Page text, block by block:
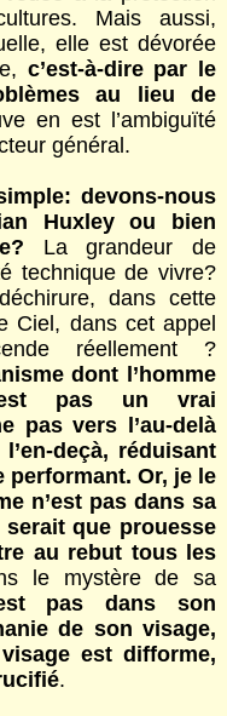
Mais aussi,
elle est dévorée
c’est-à-dire par le
au lieu de
en est l’ambiguïté
général.
devons-nous
Huxley ou bien
La grandeur de
technique de vivre?
dans cette
Ciel, dans cet appel
réellement ?
dont l’homme
pas un vrai
pas vers l’au-delà
deçà, réduisant
performant. Or, je le
n’est pas dans sa
que prouesse
au rebut tous les
le mystère de sa
pas dans son
de son visage,
est difforme,
.